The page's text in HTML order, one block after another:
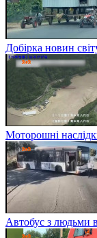
Добірка новин
Моторошні
Автобус з людьми в